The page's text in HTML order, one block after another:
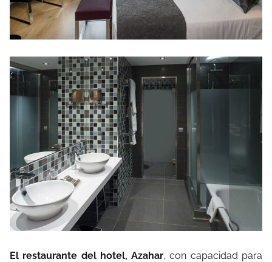
El restaurante del hotel, Azahar, con capacidad para